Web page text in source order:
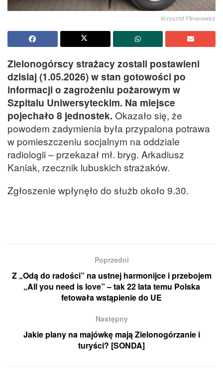
Krzysztof Filmanowicz
Zielonogórscy strażacy zostali postawieni
dzisiaj (1.05.2026) w stan gotowości po
informacji o zagrożeniu pożarowym w
Szpitalu Uniwersyteckim. Na miejsce
pojechało 8 jednostek. Okazało się, że
powodem zadymienia była przypalona potrawa
w pomieszczeniu socjalnym na oddziale
radiologii – przekazał mł. bryg. Arkadiusz
Kaniak, rzecznik lubuskich strażaków.
Zgłoszenie wpłynęło do służb około 9.30.
Poprzedni
Z „Odą do radości” na ustnej harmonijce i przebojem
„All you need is love” – tak 22 lata temu Polska
fetowała wstąpienie do UE
Następny
Jakie plany na majówkę mają Zielonogórzanie i
turyści? [SONDA]